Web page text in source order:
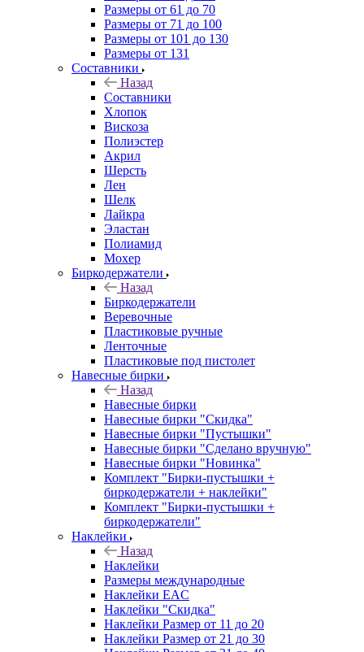
Размеры от 61 до 70
Размеры от 71 до 100
Размеры от 101 до 130
Размеры от 131
Составники
Назад
Составники
Хлопок
Вискоза
Полиэстер
Акрил
Шерсть
Лен
Шелк
Лайкра
Эластан
Полиамид
Мохер
Биркодержатели
Назад
Биркодержатели
Веревочные
Пластиковые ручные
Ленточные
Пластиковые под пистолет
Навесные бирки
Назад
Навесные бирки
Навесные бирки "Скидка"
Навесные бирки "Пустышки"
Навесные бирки "Сделано вручную"
Навесные бирки "Новинка"
Комплект "Бирки-пустышки +
биркодержатели + наклейки"
Комплект "Бирки-пустышки +
биркодержатели"
Наклейки
Назад
Наклейки
Размеры международные
Наклейки EAC
Наклейки "Скидка"
Наклейки Размер от 11 до 20
Наклейки Размер от 21 до 30